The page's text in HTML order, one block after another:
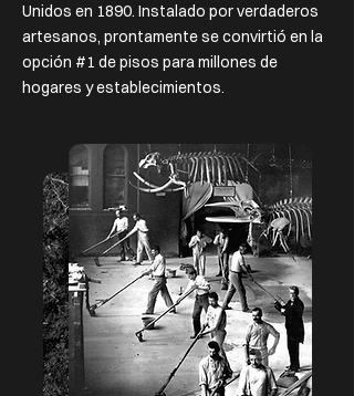
Unidos en 1890. Instalado por verdaderos
artesanos, prontamente se convirtió en la
opción #1 de pisos para millones de
hogares y establecimientos.